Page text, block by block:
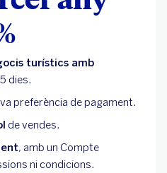
turístics amb
dies.
preferència de pagament.
de vendes.
, amb un Compte
ni condicions.